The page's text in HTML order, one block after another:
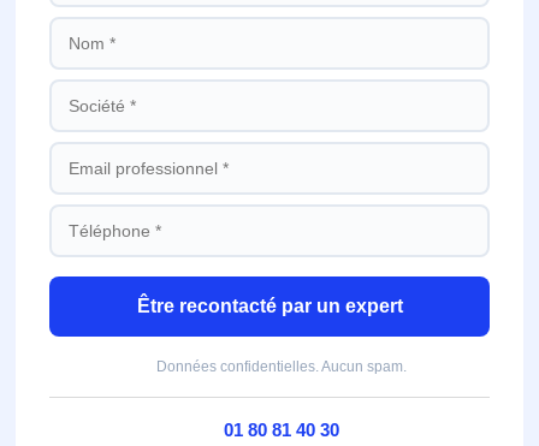
Être recontacté par un expert
Données confidentielles. Aucun spam.
01 80 81 40 30